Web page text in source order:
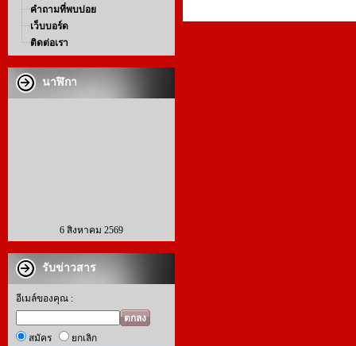
คำถามที่พบบ่อย
เว็บบอร์ด
ติดต่อเรา
นาฬิกา
6 สิงหาคม 2569
รับข่าวสาร
อีเมล์ของคุณ :
ตกลง
สมัคร
ยกเลิก